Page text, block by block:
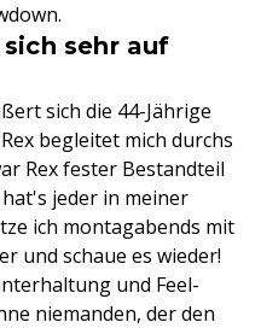
sehr auf
sich die 44-Jährige
begleitet mich durchs
Rex fester Bestandteil
jeder in meiner
ich montagabends mit
und schaue es wieder!
und Feel-
niemanden, der den